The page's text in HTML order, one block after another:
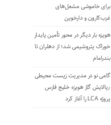
برای خاموشی مشعل‌های
غرب‌کارون و دارخوین
هویزه بار دیگر در محور تأمین پایدار
خوراک پتروشیمی شد؛ از دهلران تا
بندرامام
گامی نو در مدیریت زیست ‌محیطی
٫پالایش گاز هویزه خلیج ‌فارس
پروژه LCA را آغاز کرد